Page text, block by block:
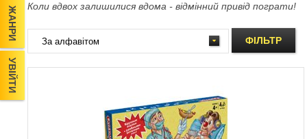
ЖАНРИ
УВІЙТИ
Коли вдвох залишилися вдома - відмінний привід пограти!
ФІЛЬТР